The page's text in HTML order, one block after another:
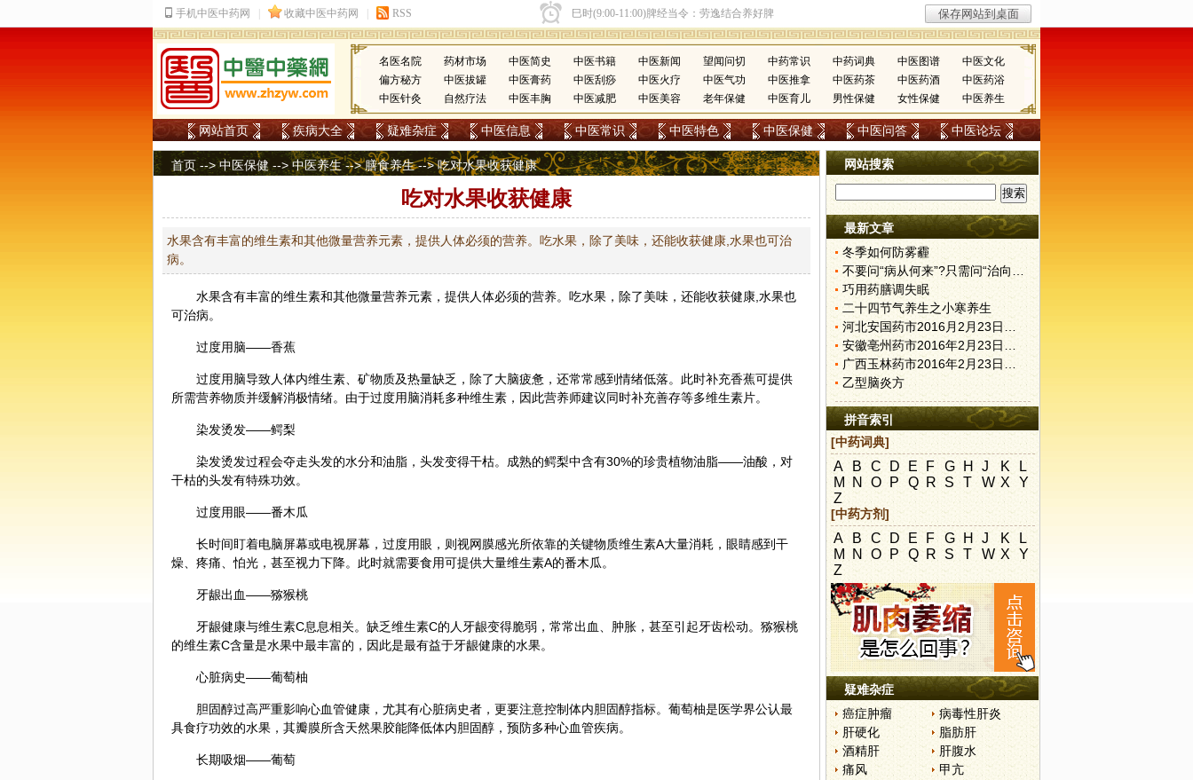
名医名院 药材市场 中医简史 中医书籍 中医新闻 望闻问切 中药常识 中药词典 中医图谱
中医文化
偏方秘方
中医拔罐 中医膏药 中医刮痧 中医火疗 中医气功 中医推拿 中医药茶 中医药酒
中医药浴
中医针灸
自然疗法 中医丰胸 中医减肥 中医美容 老年保健 中医育儿 男性保健 女性保健 中医养生
网站首页 疾病大全 疑难杂症 中医信息 中医常识 中医特色 中医保健 中医问答 中医论坛
首页 -->中医保健 -->中医养生-->膳食养生--> 吃对水果收获健康
吃对水果收获健康
水果含有丰富的维生素和其他微量营养元素，提供人体必须的营养。吃水果，除了美味，还能收获健康,水果也可治
病。
水果含有丰富的维生素和其他微量营养元素，提供人体必须的营养。吃水果，除了美味，还能收获健康,水果也
可治病。
过度用脑——香蕉
过度用脑导致人体内维生素、矿物质及热量缺乏，除了大脑疲惫，还常常感到情绪低落。此时补充香蕉可提供
所需营养物质并缓解消极情绪。由于过度用脑消耗多种维生素，因此营养师建议同时补充善存等多维生素片。
染发烫发——鳄梨
染发烫发过程会夺走头发的水分和油脂，头发变得干枯。成熟的鳄梨中含有30%的珍贵植物油脂——油酸，对
干枯的头发有特殊功效。
过度用眼——番木瓜
长时间盯着电脑屏幕或电视屏幕，过度用眼，则视网膜感光所依靠的关键物质维生素A大量消耗，眼睛感到干
燥、疼痛、怕光，甚至视力下降。此时就需要食用可提供大量维生素A的番木瓜。
牙龈出血——猕猴桃
牙龈健康与维生素C息息相关。缺乏维生素C的人牙龈变得脆弱，常常出血、肿胀，甚至引起牙齿松动。猕猴桃
的维生素C含量是水果中最丰富的，因此是最有益于牙龈健康的水果。
心脏病史——葡萄柚
胆固醇过高严重影响心血管健康，尤其有心脏病史者，更要注意控制体内胆固醇指标。葡萄柚是医学界公认最
具食疗功效的水果，其瓣膜所含天然果胶能降低体内胆固醇，预防多种心血管疾病。
长期吸烟——葡萄
网站搜索
最新文章
冬季如何防雾霾
不要问“病从何来”?只需问“治向何去”?
巧用药膳调失眠
二十四节气养生之小寒养生
河北安国药市2016月2月23日快讯
安徽亳州药市2016年2月23日快讯
广西玉林药市2016年2月23日快讯
乙型脑炎方
拼音索引
[中药词典]
A B C D E F G H J K
L
M N O P Q R S T W X
Y
Z
[中药方剂]
A B C D E F G H J K
L
M N O P Q R S T W X
Y
Z
疑难杂症
癌症肿瘤
病毒性肝炎
肝硬化
脂肪肝
酒精肝
肝腹水
痛风
甲亢